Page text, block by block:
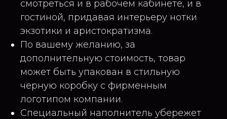
смотреться и в рабочем кабинете, и в
гостиной, придавая интерьеру нотки
экзотики и аристократизма.
По вашему желанию, за
дополнительную стоимость, товар
может быть упакован в стильную
черную коробку с фирменным
логотипом компании.
Специальный наполнитель убережет